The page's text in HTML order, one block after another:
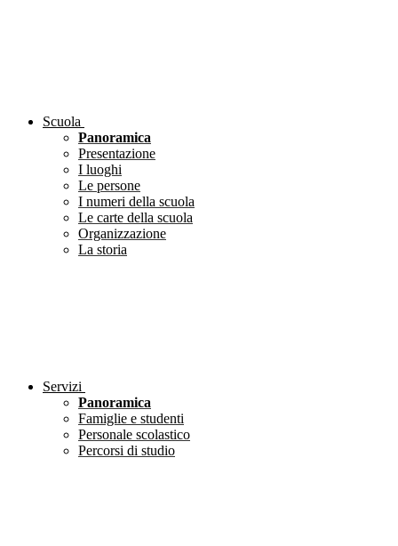
Scuola
Panoramica
Presentazione
I luoghi
Le persone
I numeri della scuola
Le carte della scuola
Organizzazione
La storia
Servizi
Panoramica
Famiglie e studenti
Personale scolastico
Percorsi di studio